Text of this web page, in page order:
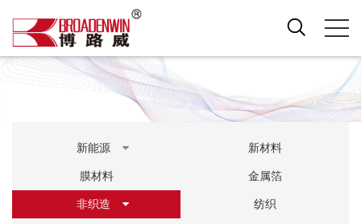
新能源 新材料
膜材料 金属箔
非织造 纺织